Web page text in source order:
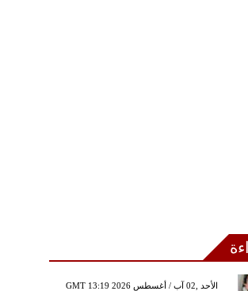
GMT 13:19 2026 الأحد ,02 آب / أغسطس